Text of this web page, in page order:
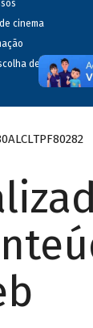
cinema
de